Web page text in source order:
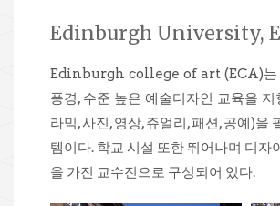
Edinburgh University,
Edinburgh college of art (ECA)는
풍경, 수준 높은 예술디자인 교육을
라믹, 사진, 영상, 쥬얼리, 패션, 공예)
템이다. 학교 시설 또한 뛰어나며 디자
을 가진 교수진으로 구성되어 있다.